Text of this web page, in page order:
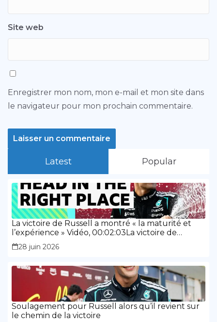
Site web
Enregistrer mon nom, mon e-mail et mon site dans
le navigateur pour mon prochain commentaire.
Latest Popular
La victoire de Russell a montré « la maturité et
l’expérience » Vidéo, 00:02:03La victoire de
Russell a montré « la maturité et l’expérience »
28 juin 2026
Soulagement pour Russell alors qu’il revient sur
le chemin de la victoire